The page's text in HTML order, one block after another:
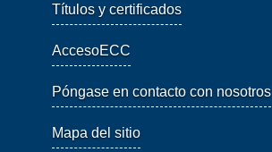
Títulos y certificados
AccesoECC
Póngase en contacto con nosotros
Mapa del sitio